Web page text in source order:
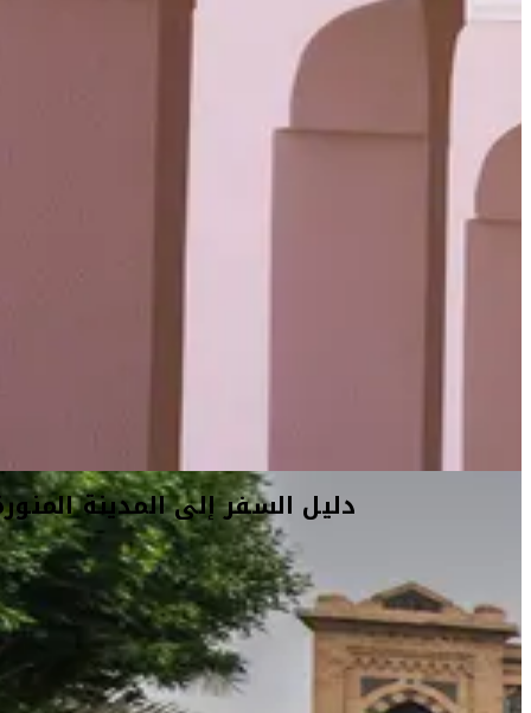
دليل السفر إلى المدينة
أفكار السفر
معلومات السفر
المعلومات الخاصة بالمطار